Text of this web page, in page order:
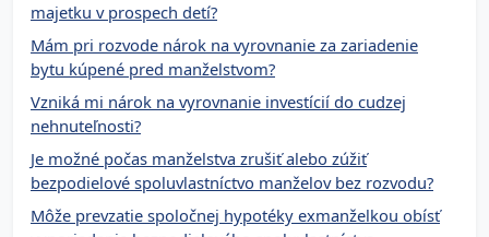
majetku v prospech detí?
Mám pri rozvode nárok na vyrovnanie za zariadenie
bytu kúpené pred manželstvom?
Vzniká mi nárok na vyrovnanie investícií do cudzej
nehnuteľnosti?
Je možné počas manželstva zrušiť alebo zúžiť
bezpodielové spoluvlastníctvo manželov bez rozvodu?
Môže prevzatie spoločnej hypotéky exmanželkou obísť